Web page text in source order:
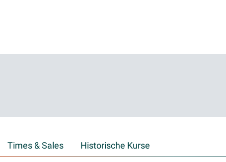
Times & Sales Historische Kurse